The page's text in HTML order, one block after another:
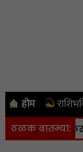
होम
ठळक बातम्या:
फरार